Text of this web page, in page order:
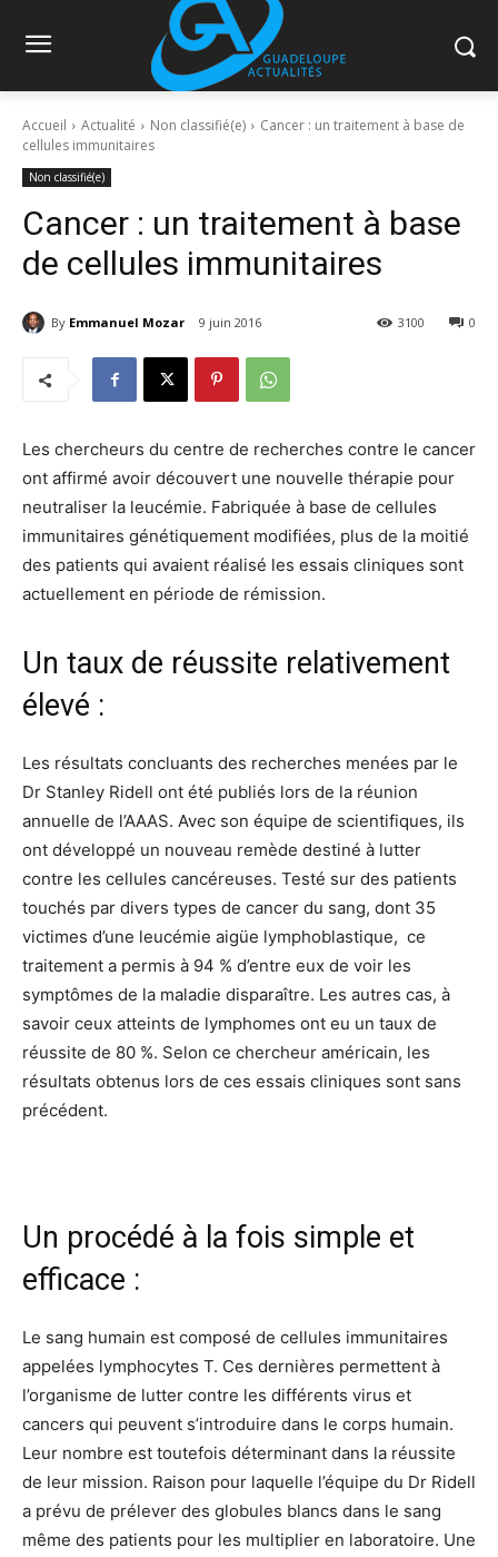
Accueil Actualité Non classifié(e)
Cancer : un traitement à base de
cellules immunitaires
Non classifié(e)
Cancer : un traitement à base
de cellules immunitaires
By Emmanuel Mozar 9 juin 2016 0
3100
Les chercheurs du centre de recherches contre le cancer
ont affirmé avoir découvert une nouvelle thérapie pour
neutraliser la leucémie. Fabriquée à base de cellules
immunitaires génétiquement modifiées, plus de la moitié
des patients qui avaient réalisé les essais cliniques sont
actuellement en période de rémission.
Un taux de réussite relativement
élevé :
Les résultats concluants des recherches menées par le
Dr Stanley Ridell ont été publiés lors de la réunion
annuelle de l’AAAS. Avec son équipe de scientifiques, ils
ont développé un nouveau remède destiné à lutter
contre les cellules cancéreuses. Testé sur des patients
touchés par divers types de cancer du sang, dont 35
victimes d’une leucémie aigüe lymphoblastique, ce
traitement a permis à 94 % d’entre eux de voir les
symptômes de la maladie disparaître. Les autres cas, à
savoir ceux atteints de lymphomes ont eu un taux de
réussite de 80 %. Selon ce chercheur américain, les
résultats obtenus lors de ces essais cliniques sont sans
précédent.
Un procédé à la fois simple et
efficace :
Le sang humain est composé de cellules immunitaires
appelées lymphocytes T. Ces dernières permettent à
l’organisme de lutter contre les différents virus et
cancers qui peuvent s’introduire dans le corps humain.
Leur nombre est toutefois déterminant dans la réussite
de leur mission. Raison pour laquelle l’équipe du Dr Ridell
a prévu de prélever des globules blancs dans le sang
même des patients pour les multiplier en laboratoire. Une